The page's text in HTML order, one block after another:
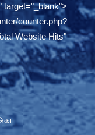
target="_blank">
counter.php?
Website Hits"